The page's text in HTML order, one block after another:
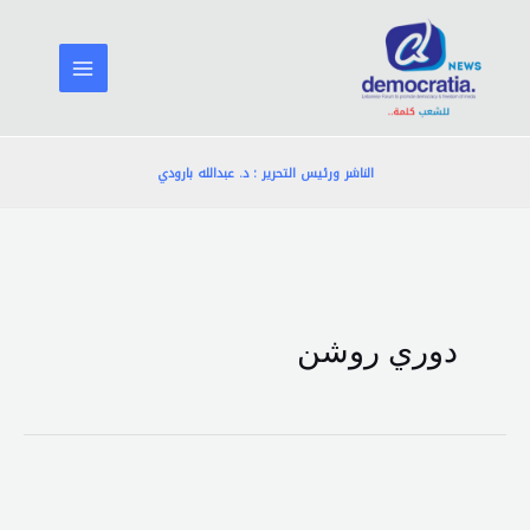
المحتوى
الناشر ورئيس التحرير : د. عبدالله بارودي
دوري روشن